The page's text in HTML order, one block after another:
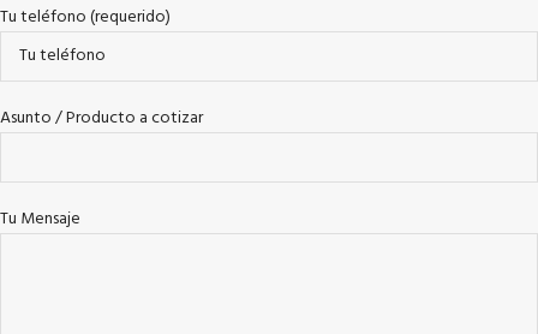
Tu teléfono (requerido)
Asunto / Producto a cotizar
Tu Mensaje